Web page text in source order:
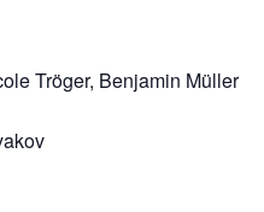
Tröger, Benjamin Müller